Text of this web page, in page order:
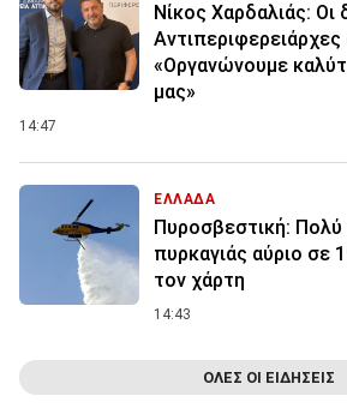
Νίκος Χαρδαλιάς: Οι
«Οργανώνουμε
μας»
14:47
ΕΛΛΑΔΑ
Πυροσβεστική: Πολύ
πυρκαγιάς αύριο σε
τον χάρτη
14:43
ΟΛΕΣ ΟΙ ΕΙΔΗΣΕΙΣ